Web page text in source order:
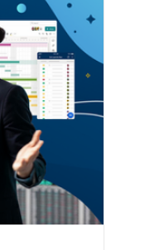
Management
de Smartsheet
de toma de decisiones